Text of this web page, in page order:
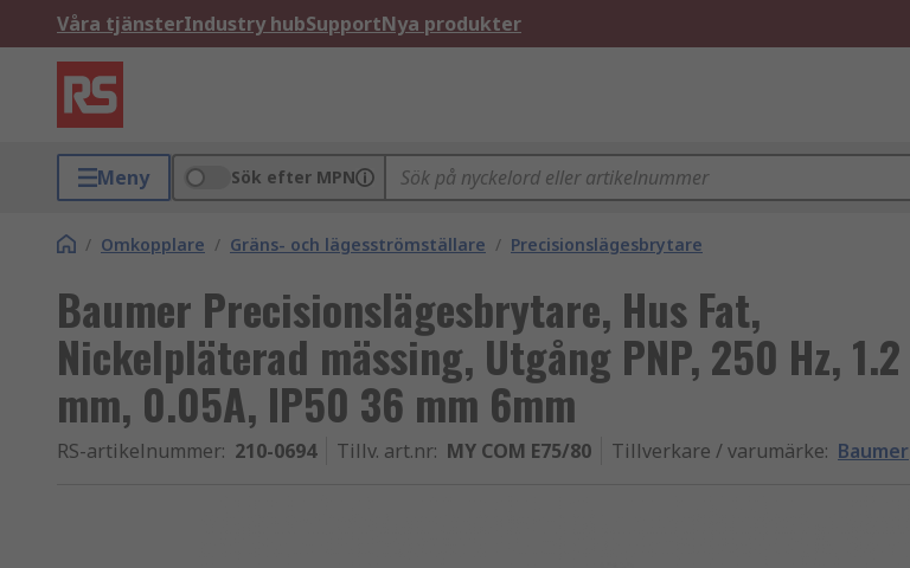
Våra tjänsterIndustry hubSupportNya produkter
Meny Sök efter MPN
/ Omkopplare / Gräns- och lägesströmställare / Precisionslägesbrytare
Baumer Precisionslägesbrytare, Hus Fat,
Nickelpläterad mässing, Utgång PNP, 250 Hz, 1.2
mm, 0.05A, IP50 36 mm 6mm
RS-artikelnummer: 210-0694 Tillv. art.nr: MY COM E75/80 Tillverkare / varumärke: Baumer